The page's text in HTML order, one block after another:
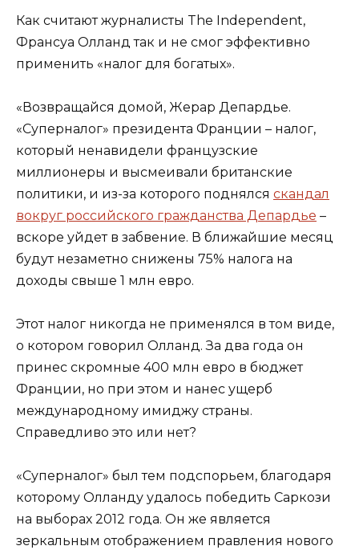
Как считают журналисты The Independent,
Франсуа Олланд так и не смог эффективно
применить «налог для богатых».
«Возвращайся домой, Жерар Депардье.
«Суперналог» президента Франции – налог,
который ненавидели французские
миллионеры и высмеивали британские
политики, и из-за которого поднялся скандал
вокруг российского гражданства Депардье –
вскоре уйдет в забвение. В ближайшие месяц
будут незаметно снижены 75% налога на
доходы свыше 1 млн евро.
Этот налог никогда не применялся в том виде,
о котором говорил Олланд. За два года он
принес скромные 400 млн евро в бюджет
Франции, но при этом и нанес ущерб
международному имиджу страны.
Справедливо это или нет?
«Суперналог» был тем подспорьем, благодаря
которому Олланду удалось победить Саркози
на выборах 2012 года. Он же является
зеркальным отображением правления нового